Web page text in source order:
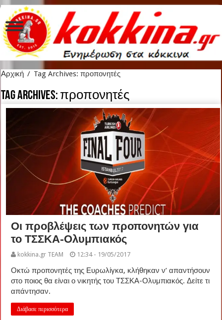
Αρχική / Tag Archives: προπονητές
Tag Archives: προπονητές
Οι προβλέψεις των προπονητών για
το ΤΣΣΚΑ-Ολυμπιακός
kokkina.gr TEAM 12:34 - 19/05/2017
Οκτώ προπονητές της Ευρωλίγκα, κλήθηκαν ν’ απαντήσουν
στο ποιος θα είναι ο νικητής του ΤΣΣΚΑ-Ολυμπιακός. Δείτε τι
απάντησαν.
Διάβασε περισσότερα